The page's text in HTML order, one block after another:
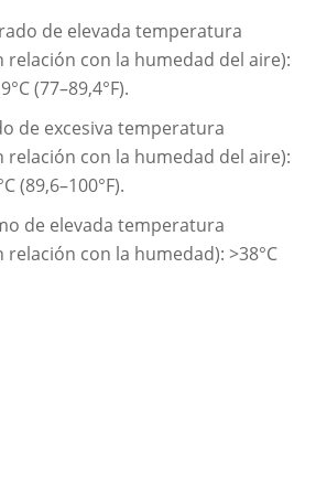
de elevada temperatura
relación con la humedad del aire):
(77–89,4°F).
de excesiva temperatura
relación con la humedad del aire):
(89,6–100°F).
de elevada temperatura
con la humedad): >38°C